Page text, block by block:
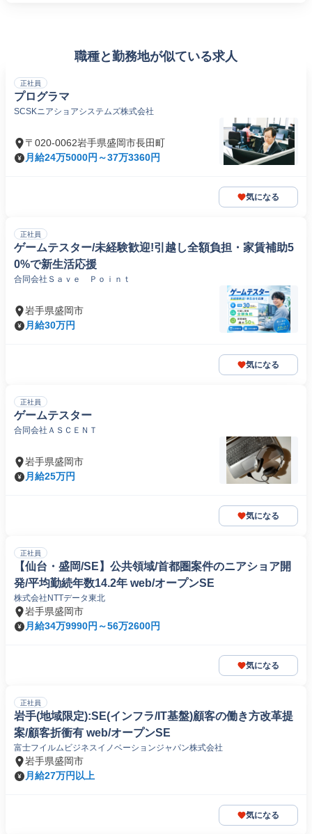
職種と勤務地が似ている求人
正社員
プログラマ
SCSKニアショアシステムズ株式会社
〒020-0062岩手県盛岡市長田町
月給24万5000円～37万3360円
気になる
正社員
ゲームテスター/未経験歓迎!引越し全額負担・家賃補助5
0%で新生活応援
合同会社Ｓａｖｅ Ｐｏｉｎｔ
岩手県盛岡市
月給30万円
気になる
正社員
ゲームテスター
合同会社ＡＳＣＥＮＴ
岩手県盛岡市
月給25万円
気になる
正社員
【仙台・盛岡/SE】公共領域/首都圏案件のニアショア開
発/平均勤続年数14.2年 web/オープンSE
株式会社NTTデータ東北
岩手県盛岡市
月給34万9990円～56万2600円
気になる
正社員
岩手(地域限定):SE(インフラ/IT基盤)顧客の働き方改革提
案/顧客折衝有 web/オープンSE
富士フイルムビジネスイノベーションジャパン株式会社
岩手県盛岡市
月給27万円以上
気になる